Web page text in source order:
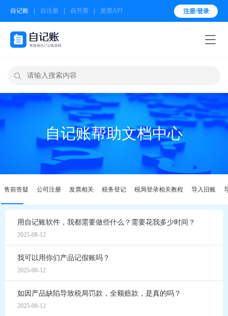
自记账 自注册 自开票 发票API 注册/登录


自记账帮助文档中心
售前答疑 公司注册 发票相关 税务登记 税局登录相关教程 导入旧账
用自记账软件，我都需要做些什么？需要花我多少时间？
2025-08-12
我可以用你们产品记假账吗？
2025-08-12
如因产品缺陷导致税局罚款，全额赔款，是真的吗？
2025-08-12